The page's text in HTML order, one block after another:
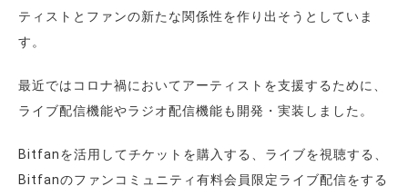
ティストとファンの新たな関係性を作り出そうとしていま
す。
最近ではコロナ禍においてアーティストを支援するために、
ライブ配信機能やラジオ配信機能も開発・実装しました。
Bitfanを活用してチケットを購入する、ライブを視聴する、
Bitfanのファンコミュニティ有料会員限定ライブ配信をする